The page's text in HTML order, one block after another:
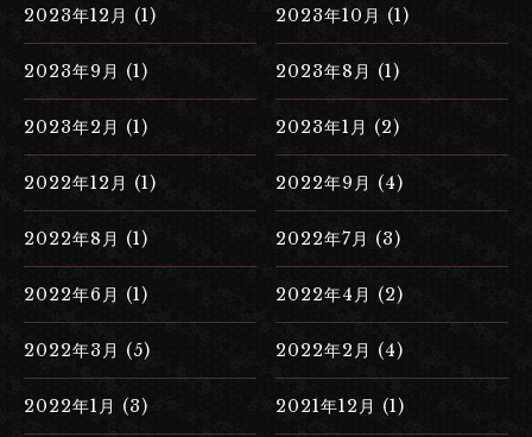
2023年12月 (1) 2023年10月 (1)
2023年9月 (1) 2023年8月 (1)
2023年2月 (1) 2023年1月 (2)
2022年12月 (1) 2022年9月 (4)
2022年8月 (1) 2022年7月 (3)
2022年6月 (1) 2022年4月 (2)
2022年3月 (5) 2022年2月 (4)
2022年1月 (3) 2021年12月 (1)